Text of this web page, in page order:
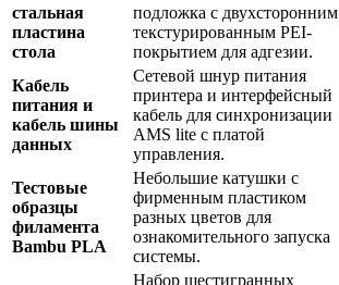
стальная
пластина
стола
подложка с двухсторонним
текстурированным PEI-
покрытием для адгезии.
Кабель
питания и
кабель шины
данных
Сетевой шнур питания
принтера и интерфейсный
кабель для синхронизации
AMS lite с платой
управления.
Тестовые
образцы
филамента
Bambu PLA
Небольшие катушки с
фирменным пластиком
разных цветов для
ознакомительного запуска
системы.
Набор шестигранных